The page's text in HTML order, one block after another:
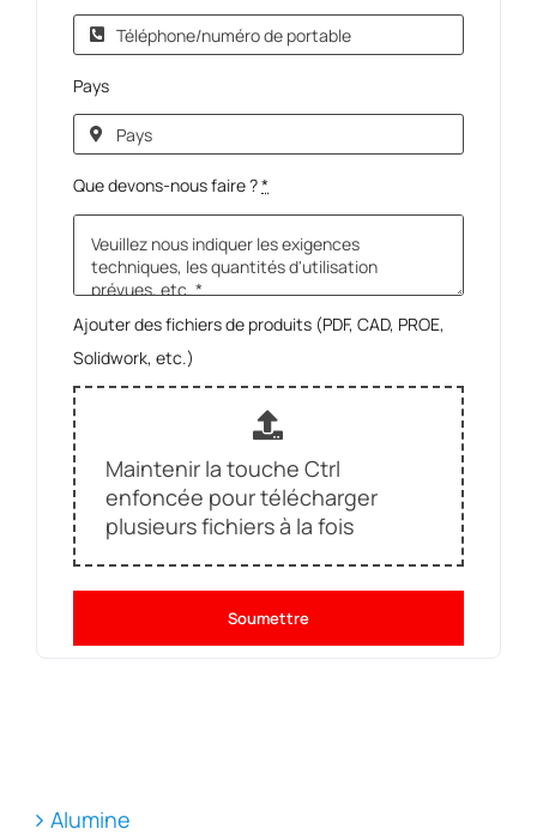
Pays
Que devons-nous faire ?*
Ajouter des fichiers de produits (PDF, CAD, PROE,
Solidwork, etc.)
Maintenir la touche Ctrl
enfoncée pour télécharger
plusieurs fichiers à la fois
Soumettre
Alumine